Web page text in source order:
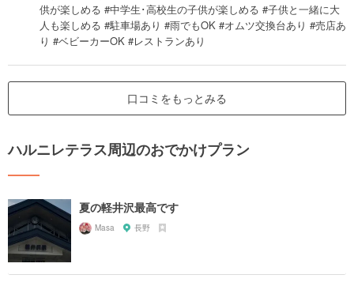
供が楽しめる #中学生･高校生の子供が楽しめる #子供と一緒に大
人も楽しめる #駐車場あり #雨でもOK #オムツ交換台あり #売店あ
り #ベビーカーOK #レストランあり
口コミをもっとみる
ハルニレテラス周辺のおでかけプラン
夏の軽井沢最高です
Masa 長野